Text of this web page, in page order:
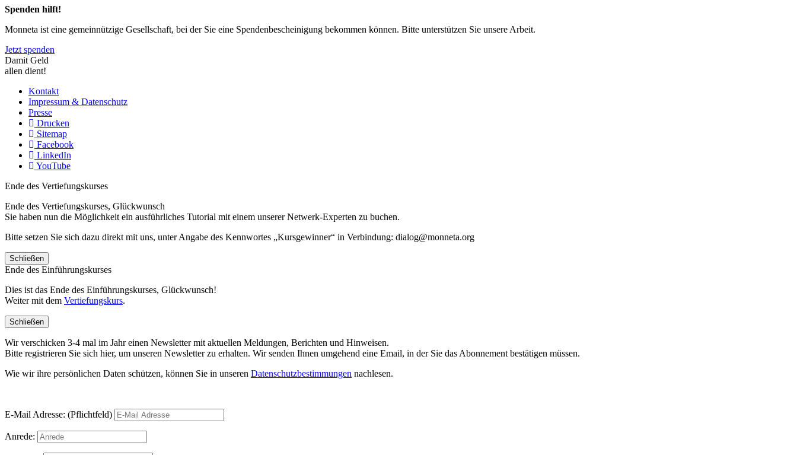
Spenden hilft!
Monneta ist eine gemeinnützige Gesellschaft, bei der Sie eine Spendenbescheinigung bekommen können. Bitte unterstützen Sie unsere Arbeit.
Jetzt spenden
Damit Geld
allen dient!
Kontakt
Impressum & Datenschutz
Presse
Drucken
Sitemap
Facebook
LinkedIn
YouTube
Ende des Vertiefungskurses
Ende des Vertiefungskurses, Glückwunsch
Sie haben nun die Möglichkeit ein ausführliches Tutorial mit einem unserer Netwerk-Experten zu buchen.
Bitte setzen Sie sich dazu direkt mit uns, unter Angabe des Kennwortes „Kursgewinner“ in Verbindung: dialog@monneta.org
Schließen
Ende des Einführungskurses
Dies ist das Ende des Einführungskurses, Glückwunsch!
Weiter mit dem Vertiefungskurs.
Schließen
Wir verschicken 3-4 mal im Jahr einen Newsletter mit aktuellen Meldungen, Berichten und Hinweisen.
Bitte registrieren Sie sich hier, um unseren Newsletter zu erhalten. Wir senden Ihnen umgehend eine Email, in der Sie das Abonnement bestätigen müssen.
Wie wir ihre persönlichen Daten schützen, können Sie in unseren Datenschutzbestimmungen nachlesen.
E-Mail Adresse: (Pflichtfeld)
Anrede: